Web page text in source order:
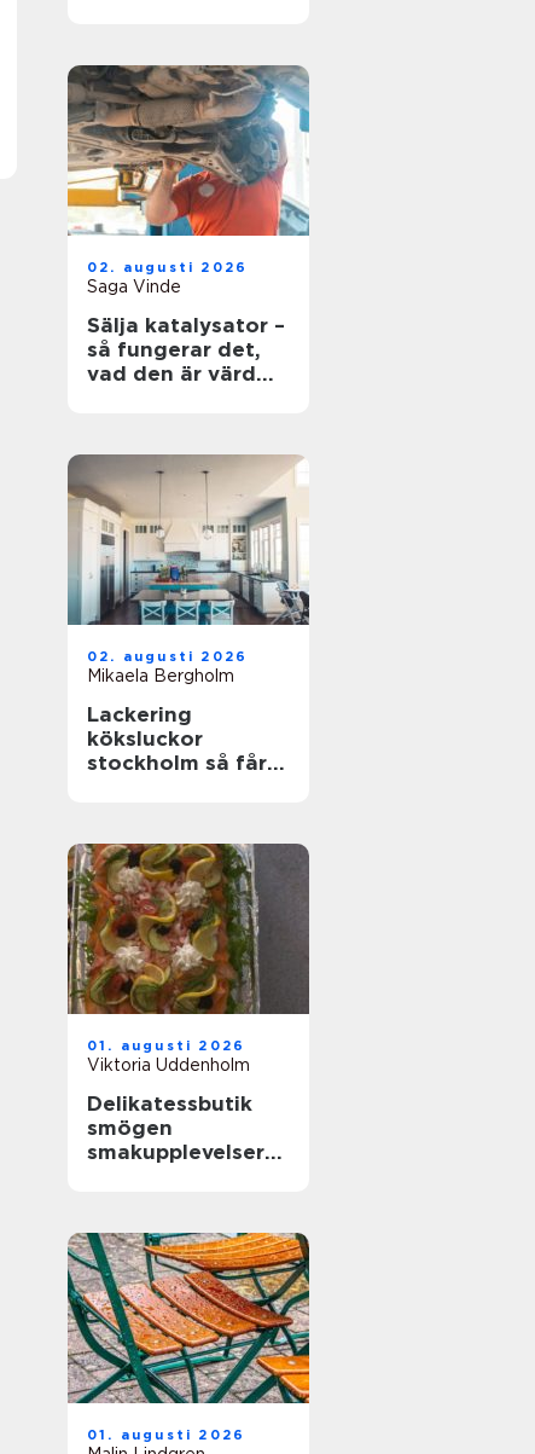
02. augusti 2026
Saga Vinde
Sälja katalysator –
så fungerar det,
vad den är värd
02. augusti 2026
Mikaela Bergholm
Lackering
köksluckor
stockholm så får
01. augusti 2026
Viktoria Uddenholm
Delikatessbutik
smögen
smakupplevelser
01. augusti 2026